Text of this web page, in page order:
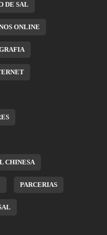
DE SAL
ONLINE
CHINESA
PARCERIAS